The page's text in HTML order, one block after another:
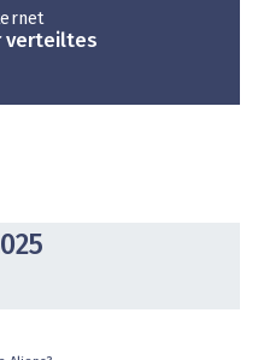
verteiltes